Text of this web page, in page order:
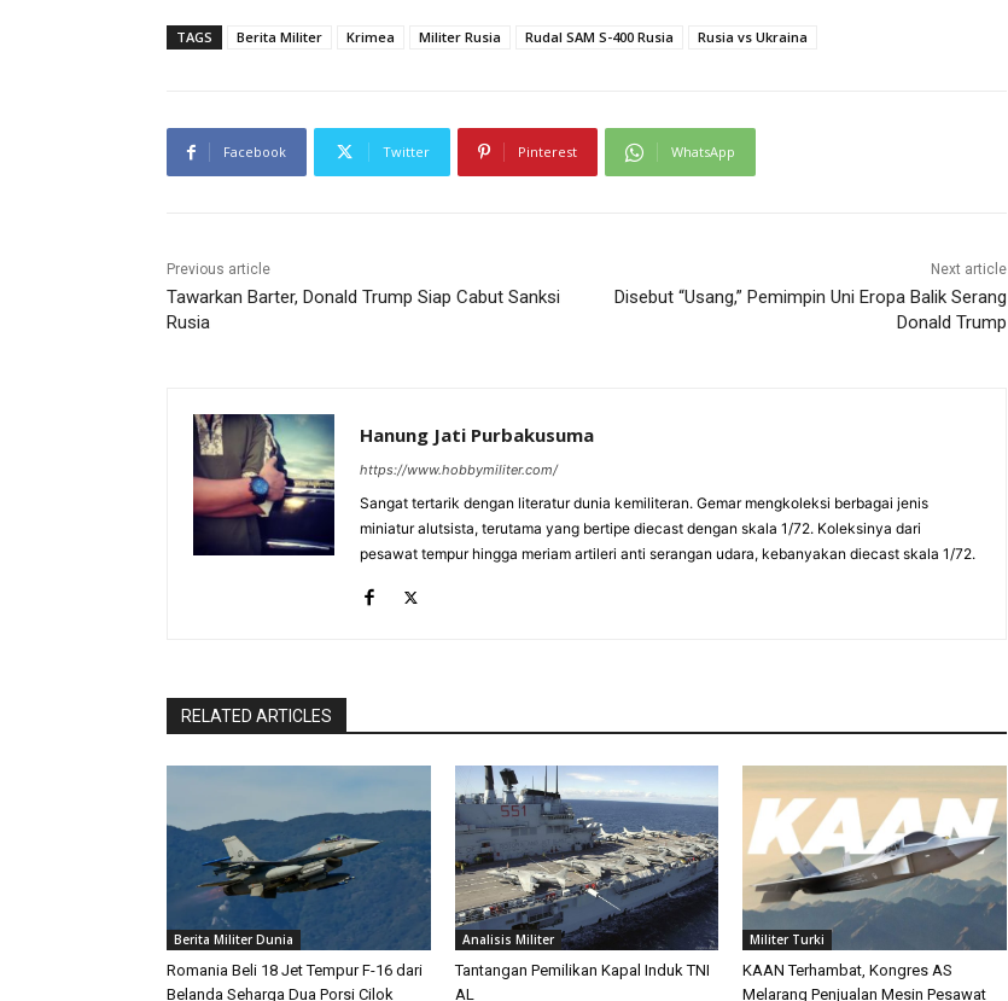
TAGS Berita Militer Krimea Militer Rusia Rudal SAM S-400 Rusia Rusia vs Ukraina
Facebook Twitter Pinterest WhatsApp
Previous article
Tawarkan Barter, Donald Trump Siap Cabut Sanksi
Rusia
Next article
Disebut “Usang,” Pemimpin Uni Eropa Balik Serang
Donald Trump
Hanung Jati Purbakusuma
https://www.hobbymiliter.com/
Sangat tertarik dengan literatur dunia kemiliteran. Gemar mengkoleksi berbagai jenis
miniatur alutsista, terutama yang bertipe diecast dengan skala 1/72. Koleksinya dari
pesawat tempur hingga meriam artileri anti serangan udara, kebanyakan diecast skala 1/72.
RELATED ARTICLES
Berita Militer Dunia
Romania Beli 18 Jet Tempur F-16 dari
Belanda Seharga Dua Porsi Cilok
Analisis Militer
Tantangan Pemilikan Kapal Induk TNI
AL
Militer Turki
KAAN Terhambat, Kongres AS
Melarang Penjualan Mesin Pesawat